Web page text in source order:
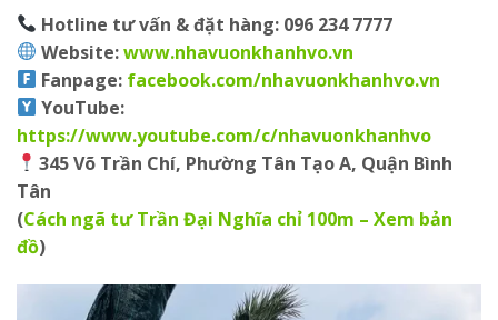
Hotline tư vấn & đặt hàng: 096 234 7777
Website:www.nhavuonkhanhvo.vn
Fanpage: facebook.com/nhavuonkhanhvo.vn
YouTube:
https://www.youtube.com/c/nhavuonkhanhvo
345 Võ Trần Chí, Phường Tân Tạo A, Quận Bình
Tân
(Cách ngã tư Trần Đại Nghĩa chỉ 100m – Xem bản
đồ)